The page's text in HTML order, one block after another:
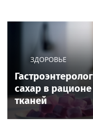
ЗДОРОВЬЕ
сахар в
тканей